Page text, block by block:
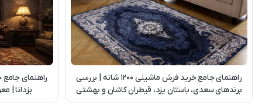
راهنمای جامع خرید فرش ماشینی 1200 شانه | بررسی
برندهای سعدی، باستان یزد، قیطران کاشان و بهشتی
تبریز
راهنمای
یزدانا |